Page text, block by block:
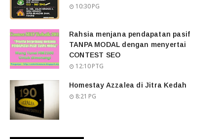
10:30 PG
Rahsia menjana pendapatan pasif
TANPA MODAL dengan menyertai
CONTEST SEO
12:10 PTG
Homestay Azzalea di Jitra Kedah
8:21 PG